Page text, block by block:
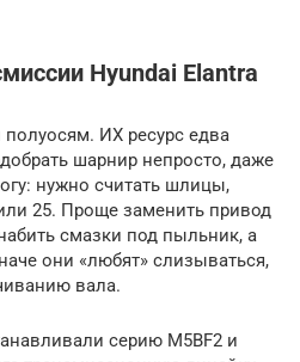
Hyundai Elantra
ИХ ресурс едва
шарнир непросто, даже
нужно считать шлицы,
25. Проще заменить привод
смазки под пыльник, а
они «любят» слизываться,
вала.
серию M5BF2 и